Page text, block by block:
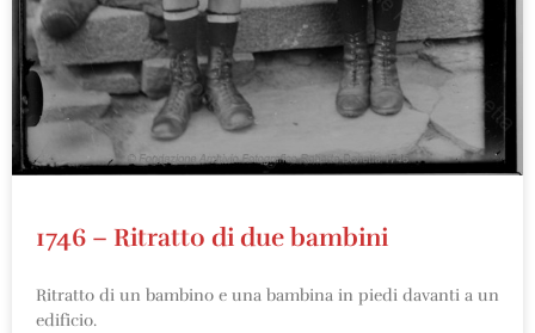
1746 – Ritratto di due bambini
Ritratto di un bambino e una bambina in piedi davanti a un
edificio.